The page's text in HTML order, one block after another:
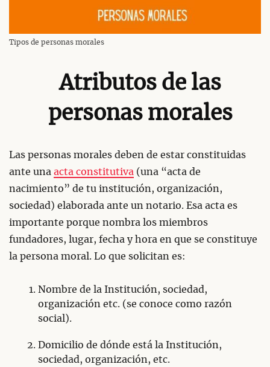
Tipos de personas morales
Atributos de las
personas morales
Las personas morales deben de estar constituidas
ante una acta constitutiva (una “acta de
nacimiento” de tu institución, organización,
sociedad) elaborada ante un notario. Esa acta es
importante porque nombra los miembros
fundadores, lugar, fecha y hora en que se constituye
la persona moral. Lo que solicitan es:
Nombre de la Institución, sociedad,
organización etc. (se conoce como razón
social).
Domicilio de dónde está la Institución,
sociedad, organización, etc.